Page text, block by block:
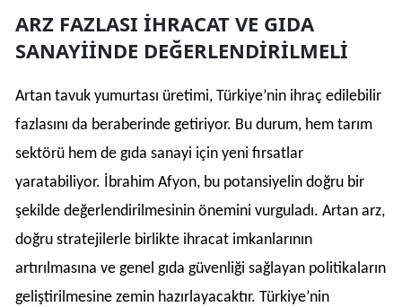
ARZ FAZLASI İHRACAT VE GIDA
SANAYİİNDE DEĞERLENDİRİLMELİ
Artan tavuk yumurtası üretimi, Türkiye’nin ihraç edilebilir
fazlasını da beraberinde getiriyor. Bu durum, hem tarım
sektörü hem de gıda sanayi için yeni fırsatlar
yaratabiliyor. İbrahim Afyon, bu potansiyelin doğru bir
şekilde değerlendirilmesinin önemini vurguladı. Artan arz,
doğru stratejilerle birlikte ihracat imkanlarının
artırılmasına ve genel gıda güvenliği sağlayan politikaların
geliştirilmesine zemin hazırlayacaktır. Türkiye’nin